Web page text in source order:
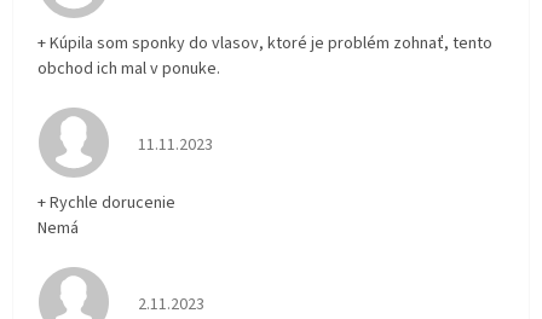
+ Kúpila som sponky do vlasov, ktoré je problém zohnať, tento
obchod ich mal v ponuke.
Hodnotenie obchodu je 5 z 5 hviezdičiek.
11.11.2023
+ Rychle dorucenie
Nemá
Hodnotenie obchodu je 5 z 5 hviezdičiek.
2.11.2023